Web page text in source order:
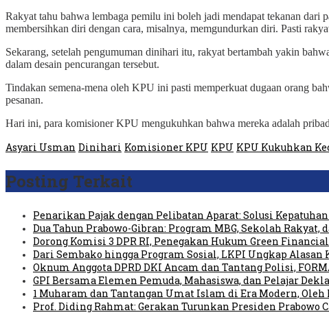
Rakyat tahu bahwa lembaga pemilu ini boleh jadi mendapat tekanan dari
membersihkan diri dengan cara, misalnya, memgundurkan diri. Pasti
Sekarang, setelah pengumuman dinihari itu, rakyat bertambah yakin
dalam desain pencurangan tersebut.
Tindakan semena-mena oleh KPU ini pasti memperkuat dugaan orang
pesanan.
Hari ini, para komisioner KPU mengukuhkan bahwa mereka adalah
Asyari Usman Dinihari Komisioner KPU KPU KPU Kukuhkan
Posting Terkait
Penarikan Pajak dengan Pelibatan Aparat: Solusi
Dua Tahun Prabowo-Gibran: Program MBG, Sekolah Rakyat,
Dorong Komisi 3 DPR RI, Penegakan Hukum Green
Dari Sembako hingga Program Sosial, LKPI Ungkap Alasan
Oknum Anggota DPRD DKI Ancam dan Tantang Polisi,
GPI Bersama Elemen Pemuda, Mahasiswa, dan Pelajar
1 Muharam dan Tantangan Umat Islam di Era Modern, Oleh
Prof. Diding Rahmat: Gerakan Turunkan Presiden